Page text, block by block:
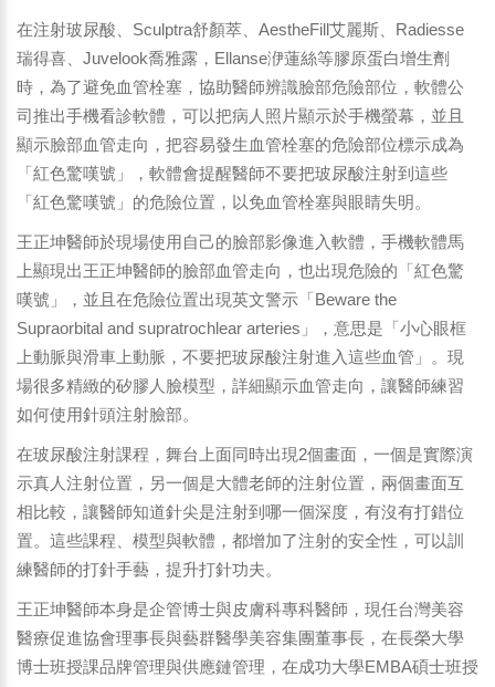
在注射玻尿酸、Sculptra舒顏萃、AestheFill艾麗斯、Radiesse
瑞得喜、Juvelook喬雅露，Ellanse洢蓮絲等膠原蛋白增生劑
時，為了避免血管栓塞，協助醫師辨識臉部危險部位，軟體公
司推出手機看診軟體，可以把病人照片顯示於手機螢幕，並且
顯示臉部血管走向，把容易發生血管栓塞的危險部位標示成為
「紅色驚嘆號」，軟體會提醒醫師不要把玻尿酸注射到這些
「紅色驚嘆號」的危險位置，以免血管栓塞與眼睛失明。
王正坤醫師於現場使用自己的臉部影像進入軟體，手機軟體馬
上顯現出王正坤醫師的臉部血管走向，也出現危險的「紅色驚
嘆號」，並且在危險位置出現英文警示「Beware the
Supraorbital and supratrochlear arteries」，意思是「小心眼框
上動脈與滑車上動脈，不要把玻尿酸注射進入這些血管」。現
場很多精緻的矽膠人臉模型，詳細顯示血管走向，讓醫師練習
如何使用針頭注射臉部。
在玻尿酸注射課程，舞台上面同時出現2個畫面，一個是實際演
示真人注射位置，另一個是大體老師的注射位置，兩個畫面互
相比較，讓醫師知道針尖是注射到哪一個深度，有沒有打錯位
置。這些課程、模型與軟體，都增加了注射的安全性，可以訓
練醫師的打針手藝，提升打針功夫。
王正坤醫師本身是企管博士與皮膚科專科醫師，現任台灣美容
醫療促進協會理事長與藝群醫學美容集團董事長，在長榮大學
博士班授課品牌管理與供應鏈管理，在成功大學EMBA碩士班授